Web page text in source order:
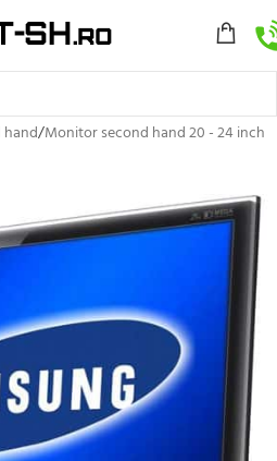
/Monitor second hand 20 - 24 inch